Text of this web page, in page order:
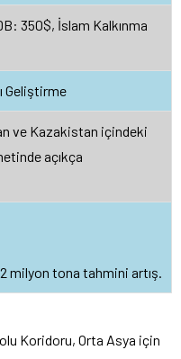
350$, İslam Kalkınma
Geliştirme
ve Kazakistan içindeki
açıkça
milyon tona tahmini artış.
Koridoru, Orta Asya için